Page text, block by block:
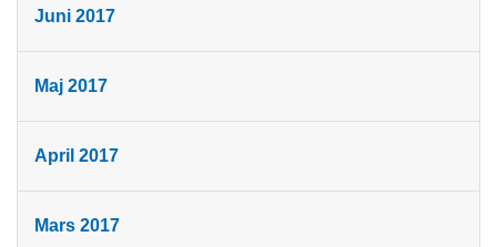
Juni 2017
Maj 2017
April 2017
Mars 2017